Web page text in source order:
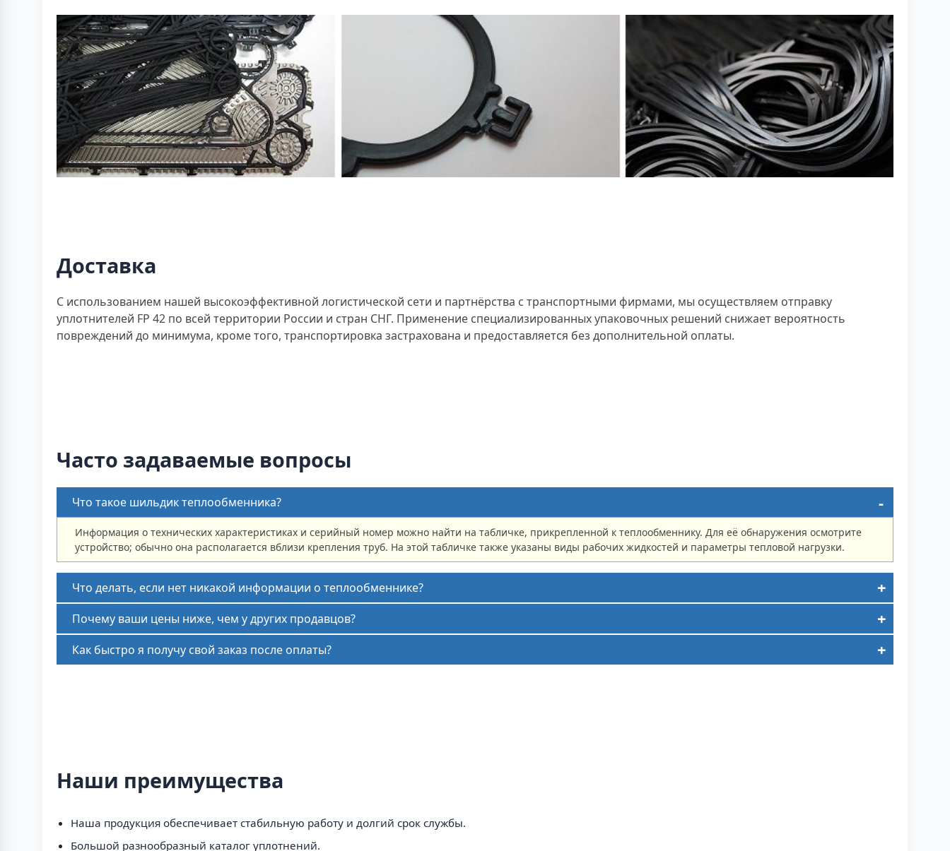
Доставка
С использованием нашей высокоэффективной логистической сети и партнёрства с транспортными фирмами, мы осуществляем отправку
уплотнителей FP 42 по всей территории России и стран СНГ. Применение специализированных упаковочных решений снижает вероятность
повреждений до минимума, кроме того, транспортировка застрахована и предоставляется без дополнительной оплаты.
Часто задаваемые вопросы
Что такое шильдик теплообменника?
Информация о технических характеристиках и серийный номер можно найти на табличке, прикрепленной к теплообменнику. Для её обнаружения осмотрите
устройство; обычно она располагается вблизи крепления труб. На этой табличке также указаны виды рабочих жидкостей и параметры тепловой нагрузки.
Что делать, если нет никакой информации о теплообменнике?
Почему ваши цены ниже, чем у других продавцов?
Как быстро я получу свой заказ после оплаты?
Наши преимущества
Наша продукция обеспечивает стабильную работу и долгий срок службы.
Большой разнообразный каталог уплотнений.